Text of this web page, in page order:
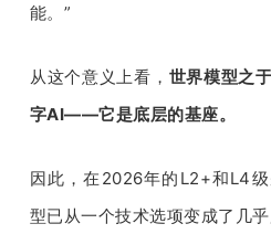
能。”
从这个意义上看， 世界模型之
字AI——它是底层的基座。
因此，在2026年的L2+和L4
型已从一个技术选项变成了几